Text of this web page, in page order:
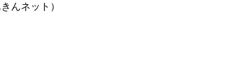
んネット）